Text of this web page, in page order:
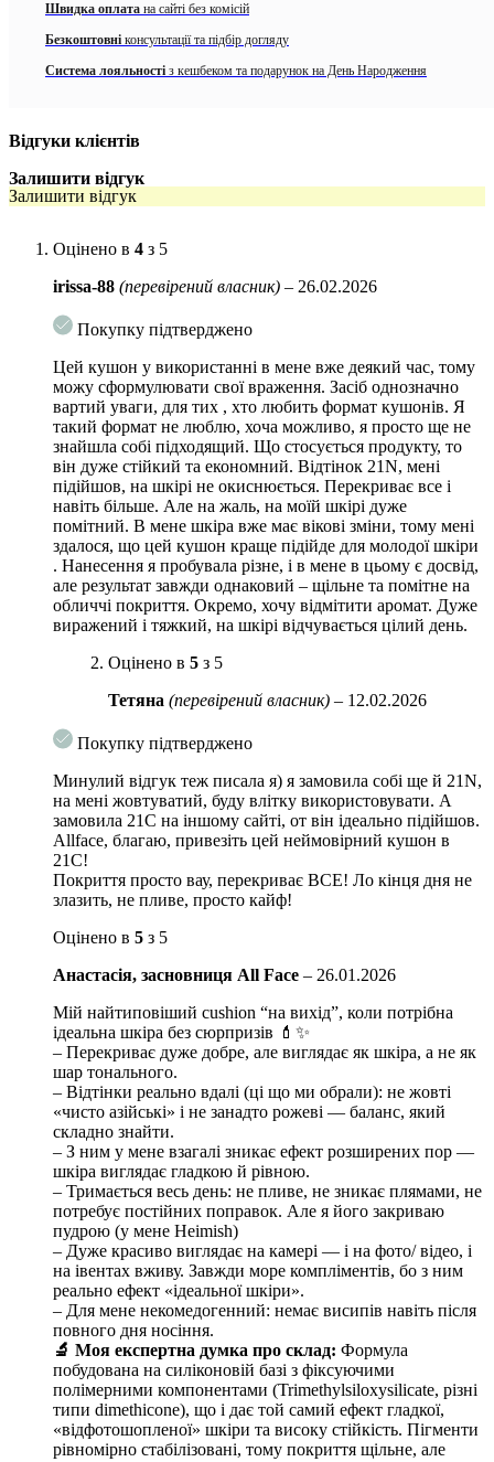
та добре адаптується до різних типів шкіри.
Представлений у відтінках:
21N Ivory
підтоном
Особливості TIRTIR Mask Fit Red Cushion Mini:
забезпечує високе покриття з природним сяйвом
вирівнює тон шкіри та зменшує помітність почервонінь
стійкий до стирання та зберігає охайний вигляд протягом
дня
містить SPF 40 PA++ для щоденного захисту від сонця
легка та комфортна текстура без відчуття маски
зручний формат кушона для швидкого нанесення та
оновлення макіяжу
Активні компоненти:
Ніацинамід– сприяє більш рівному вигляду тону та
доглянутий вигляд шкіри.
Екстракт прополісу– має антиоксидантні властивості та
Особливості використання:
Злегка натисніть спонжем на подушечку кушона, щоб набрати
невелику кількість засобу. Нанесіть продукт легкими
поплескувальними рухами, починаючи з центру обличчя та
рівномірно розподіляючи до країв. За потреби нанесіть ще один
Швидка оплата на сайті без комісій
Безкоштовні консультації та підбір догляду
Система лояльності з кешбеком та подарунок на День Народження
Відгуки клієнтів
Залишити відгук
Залишити відгук
Оцінено в 4 з 5
irissa-88 (перевірений власник) – 26.02.2026
Покупку підтверджено
Цей кушон у використанні в мене вже деякий час, тому
можу сформулювати свої враження. Засіб однозначно
вартий уваги, для тих , хто любить формат кушонів. Я
такий формат не люблю, хоча можливо, я просто ще не
знайшла собі підходящий. Що стосується продукту, то
він дуже стійкий та економний. Відтінок 21N, мені
підійшов, на шкірі не окиснюється. Перекриває все і
навіть більше. Але на жаль, на моїй шкірі дуже
помітний. В мене шкіра вже має вікові зміни, тому мені
здалося, що цей кушон краще підійде для молодої шкіри
. Нанесення я пробувала різне, і в мене в цьому є досвід,
але результат завжди однаковий – щільне та помітне на
обличчі покриття. Окремо, хочу відмітити аромат. Дуже
виражений і тяжкий, на шкірі відчувається цілий день.
Оцінено в 5 з 5
Тетяна (перевірений власник) – 12.02.2026
Покупку підтверджено
Минулий відгук теж писала я) я замовила собі ще й 21N,
на мені жовтуватий, буду влітку використовувати. А
замовила 21С на іншому сайті, от він ідеально підійшов.
Allface, благаю, привезіть цей неймовірний кушон в
21С!
Покриття просто вау, перекриває ВСЕ! Ло кінця дня не
злазить, не пливе, просто кайф!
Оцінено в 5 з 5
Анастасія, засновниця All Face – 26.01.2026
Мій найтиповіший cushion “на вихід”, коли потрібна
ідеальна шкіра без сюрпризів 💄✨
– Перекриває дуже добре, але виглядає як шкіра, а не як
шар тонального.
– Відтінки реально вдалі (ці що ми обрали): не жовті
«чисто азійські» і не занадто рожеві — баланс, який
складно знайти.
– З ним у мене взагалі зникає ефект розширених пор —
шкіра виглядає гладкою й рівною.
– Тримається весь день: не пливе, не зникає плямами, не
потребує постійних поправок. Але я його закриваю
пудрою (у мене Heimish)
– Дуже красиво виглядає на камері — і на фото/ відео, і
на івентах вживу. Завжди море компліментів, бо з ним
реально ефект «ідеальної шкіри».
– Для мене некомедогенний: немає висипів навіть після
повного дня носіння.
🔬 Моя експертна думка про склад: Формула
побудована на силіконовій базі з фіксуючими
полімерними компонентами (Trimethylsiloxysilicate, різні
типи dimethicone), що і дає той самий ефект гладкої,
«відфотошопленої» шкіри та високу стійкість. Пігменти
рівномірно стабілізовані, тому покриття щільне, але